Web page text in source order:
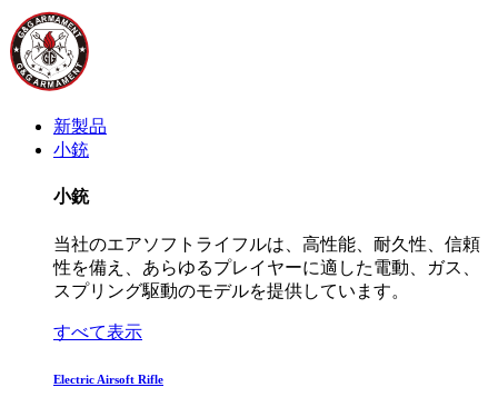
新製品
小銃
小銃
当社のエアソフトライフルは、高性能、耐久性、信頼
性を備え、あらゆるプレイヤーに適した電動、ガス、
スプリング駆動のモデルを提供しています。
すべて表示
Electric Airsoft Rifle